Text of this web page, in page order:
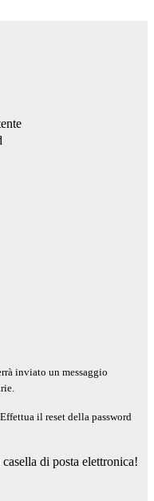
inviato un messaggio
il reset della password
di posta elettronica!